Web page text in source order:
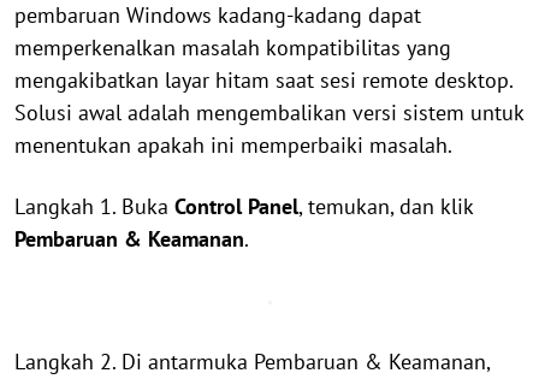
pembaruan Windows kadang-kadang dapat
memperkenalkan masalah kompatibilitas yang
mengakibatkan layar hitam saat sesi remote desktop.
Solusi awal adalah mengembalikan versi sistem untuk
menentukan apakah ini memperbaiki masalah.
Langkah 1. Buka Control Panel, temukan, dan klik
Pembaruan & Keamanan.
Langkah 2. Di antarmuka Pembaruan & Keamanan,